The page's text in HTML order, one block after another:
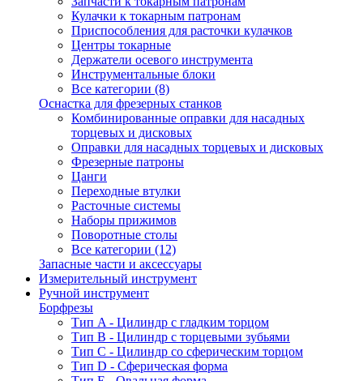
Кулачки к токарным патронам
Приспособления для расточки кулачков
Центры токарные
Держатели осевого инструмента
Инструментальные блоки
Все категории (8)
Оснастка для фрезерных станков
Комбинированные оправки для насадных
торцевых и дисковых
Оправки для насадных торцевых и дисковых
Фрезерные патроны
Цанги
Переходные втулки
Расточные системы
Наборы прижимов
Поворотные столы
Все категории (12)
Запасные части и аксессуары
Измерительный инструмент
Ручной инструмент
Борфрезы
Тип A - Цилиндр с гладким торцом
Тип В - Цилиндр с торцевыми зубьями
Тип С - Цилиндр со сферическим торцом
Тип D - Сферическая форма